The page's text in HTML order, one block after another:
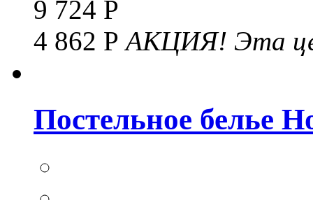
9 724 Р
4 862 РАКЦИЯ! Эта
Постельное белье